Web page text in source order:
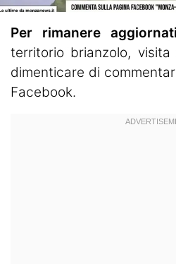
Per rimanere
territorio brianzolo, visita
dimenticare di
Facebook.